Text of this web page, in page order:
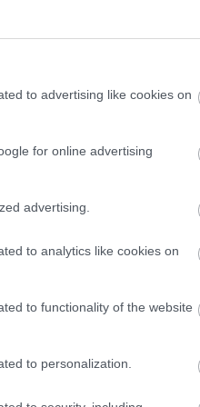
to advertising like cookies on
for online advertising
advertising.
to analytics like cookies on
to functionality of the website
to personalization.
θα
ημερομηνία.
τη
βάρος
λίγες